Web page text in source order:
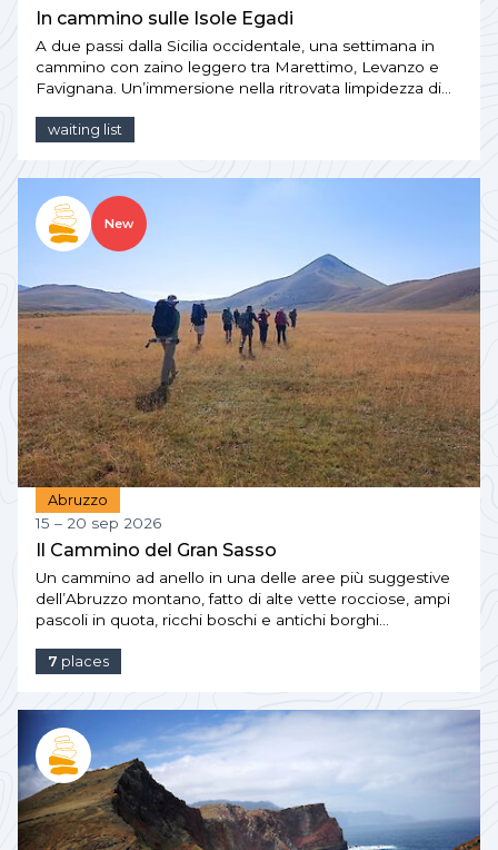
In cammino sulle Isole Egadi
A due passi dalla Sicilia occidentale, una settimana in
cammino con zaino leggero tra Marettimo, Levanzo e
Favignana. Un’immersione nella ritrovata limpidezza di…
waiting list
New
Abruzzo
15 – 20 sep 2026
Il Cammino del Gran Sasso
Un cammino ad anello in una delle aree più suggestive
dell’Abruzzo montano, fatto di alte vette rocciose, ampi
pascoli in quota, ricchi boschi e antichi borghi…
7 places